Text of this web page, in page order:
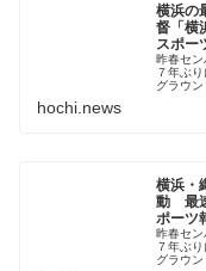
横浜の
督「横
スポー
昨春セン
７年ぶ
グラウン
hochi.news
横浜・
動 最
ポーツ
昨春セン
７年ぶ
グラウン